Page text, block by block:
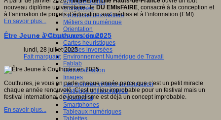
Entrepreneuriat
Entreprises
Evolutions des métiers
Métiers du numérique
Orientation
Pratiques numériques
Cartes heuristiques
Classes inversées
Environnement Numérique de Travail
Fablab
Géolocalisation
Images
Les mondes virtuels en éducation
Pratiques collaboratives
Podcasting
Smartphones
Tableaux numériques
Tablettes
nouveau diplôme universitaire : le DU EMIsFAIRE, consacré à la conception et
à l’animation de projets d’éducation aux médias et à l’information (EMI).
En savoir plus...
Être Jeune à Couthures en 2025
lundi, 28 juillet 2025
Fait marquant
Couthures, je vous en parle chaque année parce que c’est un petit miracle
chaque année renouvelé. C’est un lieu improbable pour un festival mais un
festival international de journalisme est déjà un concept improbable.
En savoir plus...